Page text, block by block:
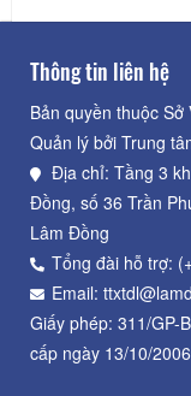
Thông tin liên hệ
Bản quyền thuộc
Quản lý bởi Trung
Địa chỉ: Tầng 3
Đồng, số 36 Trần
Lâm Đồng
Tổng đài hỗ trợ:
Email:
Giấy phép: 311/GP-
cấp ngày 13/10/2006